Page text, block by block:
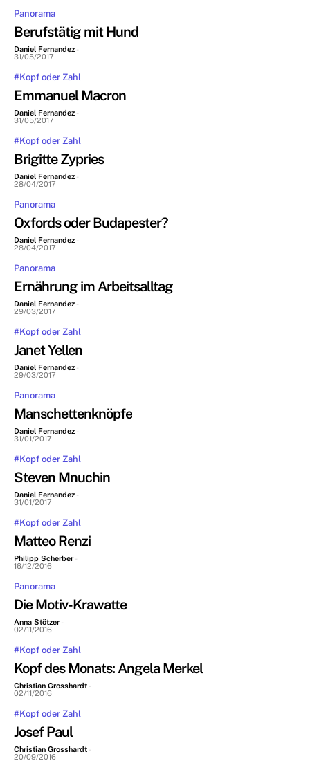
Panorama
Berufstätig mit Hund
Daniel Fernandez -
31/05/2017
#Kopf oder Zahl
Emmanuel Macron
Daniel Fernandez -
31/05/2017
#Kopf oder Zahl
Brigitte Zypries
Daniel Fernandez -
28/04/2017
Panorama
Oxfords oder Budapester?
Daniel Fernandez -
28/04/2017
Panorama
Ernährung im Arbeitsalltag
Daniel Fernandez -
29/03/2017
#Kopf oder Zahl
Janet Yellen
Daniel Fernandez -
29/03/2017
Panorama
Manschettenknöpfe
Daniel Fernandez -
31/01/2017
#Kopf oder Zahl
Steven Mnuchin
Daniel Fernandez -
31/01/2017
#Kopf oder Zahl
Matteo Renzi
Philipp Scherber -
16/12/2016
Panorama
Die Motiv-Krawatte
Anna Stötzer -
02/11/2016
#Kopf oder Zahl
Kopf des Monats: Angela Merkel
Christian Grosshardt -
02/11/2016
#Kopf oder Zahl
Josef Paul
Christian Grosshardt -
20/09/2016